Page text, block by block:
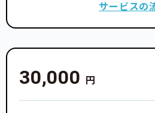
サービスの
30,000 円